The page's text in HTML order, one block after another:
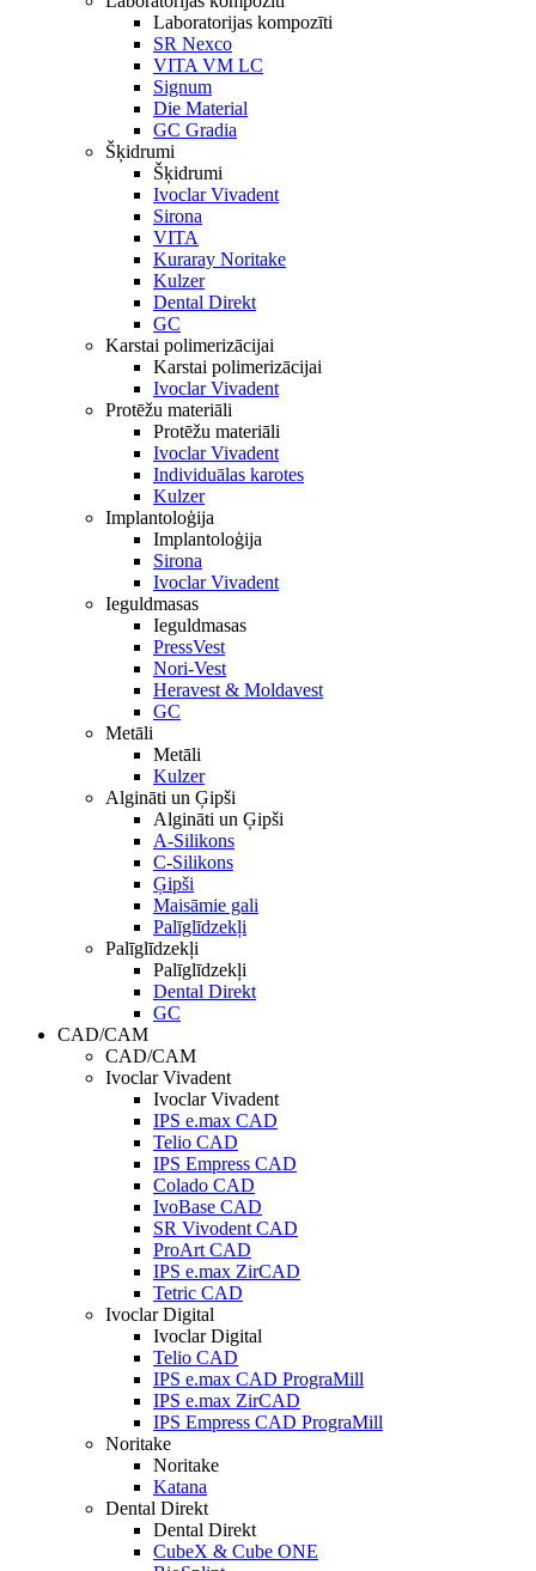
Laboratorijas kompozīti
SR Nexco
VITA VM LC
Signum
Die Material
GC Gradia
Šķidrumi
Šķidrumi
Ivoclar Vivadent
Sirona
VITA
Kuraray Noritake
Kulzer
Dental Direkt
GC
Karstai polimerizācijai
Karstai polimerizācijai
Ivoclar Vivadent
Protēžu materiāli
Protēžu materiāli
Ivoclar Vivadent
Individuālas karotes
Kulzer
Implantoloģija
Implantoloģija
Sirona
Ivoclar Vivadent
Ieguldmasas
Ieguldmasas
PressVest
Nori-Vest
Heravest & Moldavest
GC
Metāli
Metāli
Kulzer
Algināti un Ģipši
Algināti un Ģipši
A-Silikons
C-Silikons
Ģipši
Maisāmie gali
Palīglīdzekļi
Palīglīdzekļi
Palīglīdzekļi
Dental Direkt
GC
CAD/CAM
CAD/CAM
Ivoclar Vivadent
Ivoclar Vivadent
IPS e.max CAD
Telio CAD
IPS Empress CAD
Colado CAD
IvoBase CAD
SR Vivodent CAD
ProArt CAD
IPS e.max ZirCAD
Tetric CAD
Ivoclar Digital
Ivoclar Digital
Telio CAD
IPS e.max CAD PrograMill
IPS e.max ZirCAD
IPS Empress CAD PrograMill
Noritake
Noritake
Katana
Dental Direkt
Dental Direkt
CubeX & Cube ONE